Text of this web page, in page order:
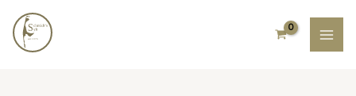
Zum
Inhalt
springen
Beliebtheit
sortiert